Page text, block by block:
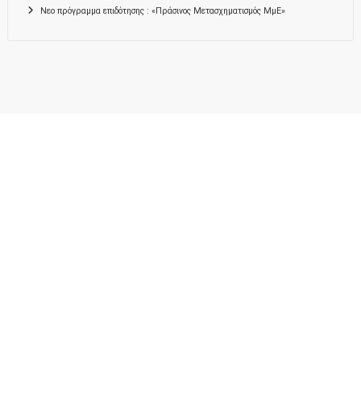
Νεο πρόγραμμα επιδότησης : «Πράσινος Μετασχηματισμός ΜμΕ»